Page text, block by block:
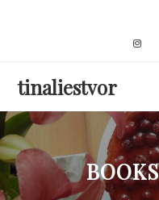
tinaliestvor